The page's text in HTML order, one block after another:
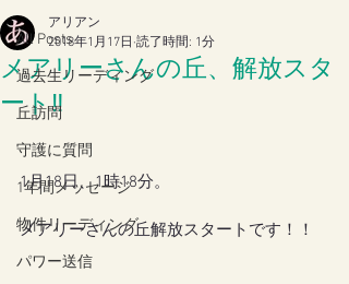
All Posts
過去生リーディング
丘訪問
守護に質問
1年間メッセージ
物件リーディング
パワー送信
メアリーさんの丘、解放スタ
ート‼️
アリアン
2018年1月17日 読了時間: 1分
1月18日、1時18分。
メアリーさんの丘解放スタートです！！